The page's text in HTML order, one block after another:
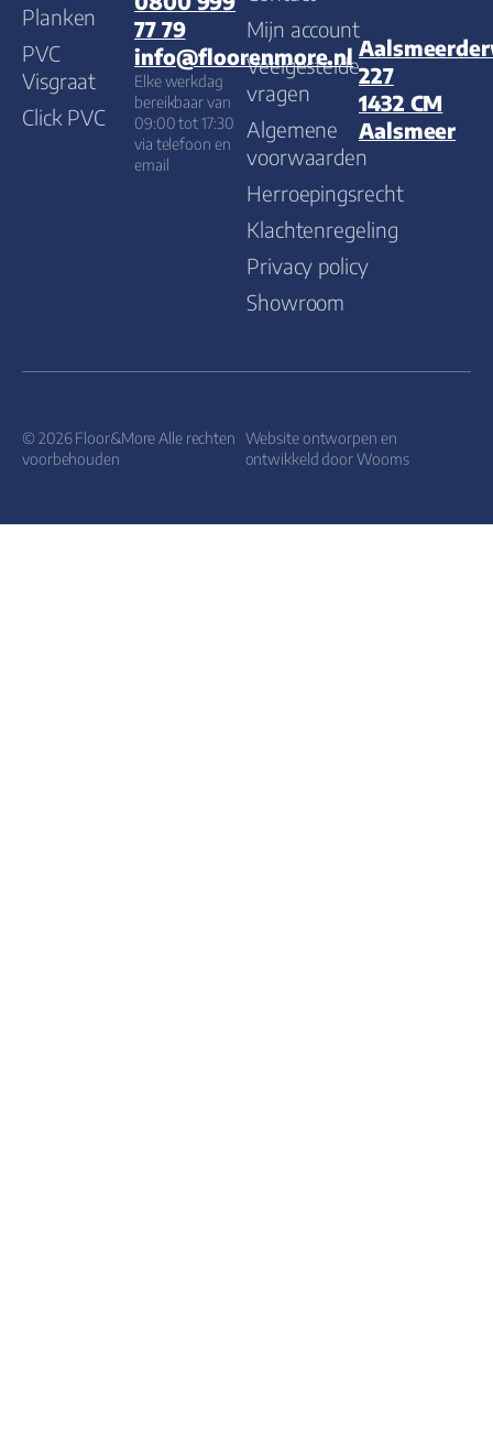
Planken
PVC
Visgraat
Click PVC
77 79
info@floorenmore.nl
Elke werkdag
bereikbaar van
09:00 tot 17:30
via telefoon en
email
Mijn account
Veelgestelde
vragen
Algemene
voorwaarden
Herroepingsrecht
Klachtenregeling
Privacy policy
Showroom
227
1432 CM
Aalsmeer
© 2026 Floor&More Alle rechten
voorbehouden
Website ontworpen en
ontwikkeld doorWooms